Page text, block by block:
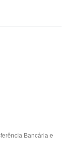
Bancária e